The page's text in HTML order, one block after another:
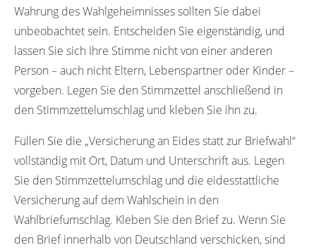
Wahrung des Wahlgeheimnisses sollten Sie dabei
unbeobachtet sein. Entscheiden Sie eigenständig, und
lassen Sie sich Ihre Stimme nicht von einer anderen
Person – auch nicht Eltern, Lebenspartner oder Kinder –
vorgeben. Legen Sie den Stimmzettel anschließend in
den Stimmzettelumschlag und kleben Sie ihn zu.
Füllen Sie die „Versicherung an Eides statt zur Briefwahl“
vollständig mit Ort, Datum und Unterschrift aus. Legen
Sie den Stimmzettelumschlag und die eidesstattliche
Versicherung auf dem Wahlschein in den
Wahlbriefumschlag. Kleben Sie den Brief zu. Wenn Sie
den Brief innerhalb von Deutschland verschicken, sind